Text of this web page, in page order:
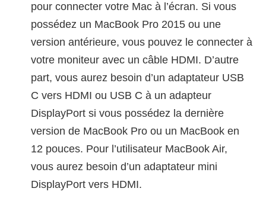
pour connecter votre Mac à l’écran. Si vous
possédez un MacBook Pro 2015 ou une
version antérieure, vous pouvez le connecter à
votre moniteur avec un câble HDMI. D’autre
part, vous aurez besoin d’un adaptateur USB
C vers HDMI ou USB C à un adapteur
DisplayPort si vous possédez la dernière
version de MacBook Pro ou un MacBook en
12 pouces. Pour l’utilisateur MacBook Air,
vous aurez besoin d’un adaptateur mini
DisplayPort vers HDMI.